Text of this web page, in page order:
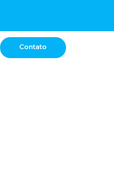
Contato